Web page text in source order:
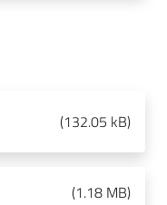
(132.05 kB)
(1.18 MB)